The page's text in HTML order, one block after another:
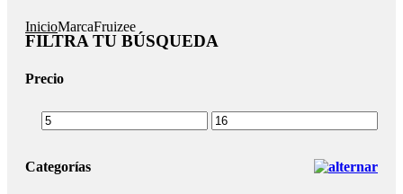
InicioMarcaFruizee
FILTRA TU BÚSQUEDA
Precio
Categorías